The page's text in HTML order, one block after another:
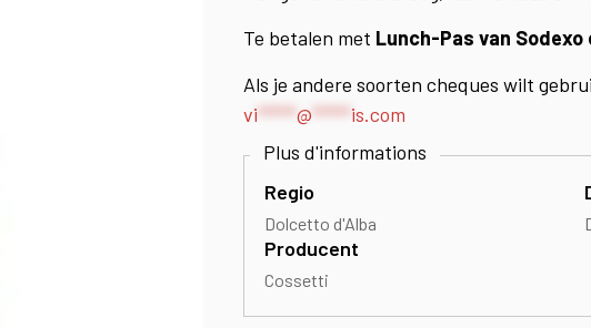
Te betalen met Lunch-Pas van Sodexo
Als je andere soorten cheques wilt
vi *****@ ***** is.com
Regio
Dolcetto d'Alba
Producent
Cossetti